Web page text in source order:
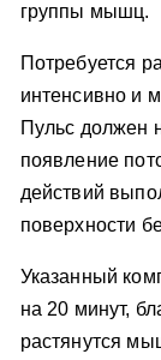
группы мышц.
Потребуется
интенсивно и
Пульс должен
появление
действий
поверхности
Указанный
на 20 минут,
растянутся